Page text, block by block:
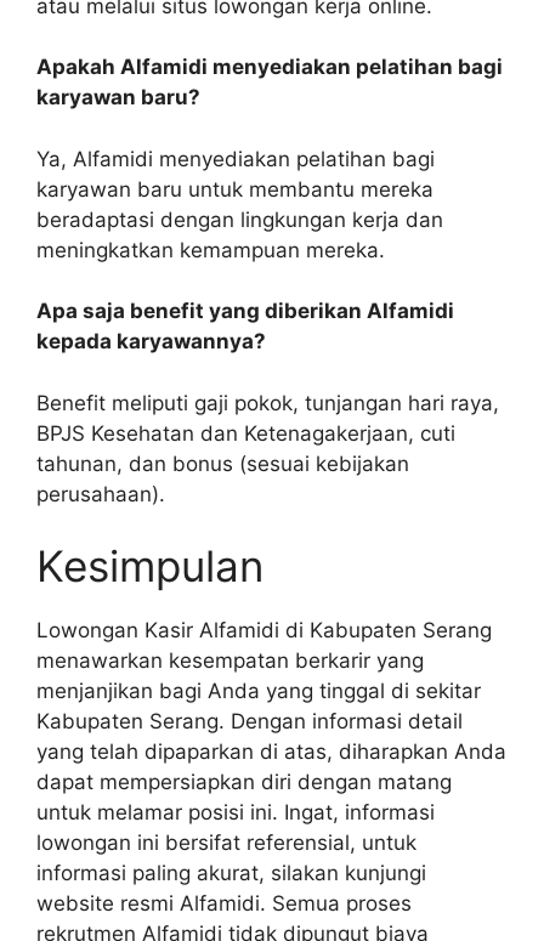
atau melalui situs lowongan kerja online.
Apakah Alfamidi menyediakan pelatihan bagi
karyawan baru?
Ya, Alfamidi menyediakan pelatihan bagi
karyawan baru untuk membantu mereka
beradaptasi dengan lingkungan kerja dan
meningkatkan kemampuan mereka.
Apa saja benefit yang diberikan Alfamidi
kepada karyawannya?
Benefit meliputi gaji pokok, tunjangan hari raya,
BPJS Kesehatan dan Ketenagakerjaan, cuti
tahunan, dan bonus (sesuai kebijakan
perusahaan).
Kesimpulan
Lowongan Kasir Alfamidi di Kabupaten Serang
menawarkan kesempatan berkarir yang
menjanjikan bagi Anda yang tinggal di sekitar
Kabupaten Serang. Dengan informasi detail
yang telah dipaparkan di atas, diharapkan Anda
dapat mempersiapkan diri dengan matang
untuk melamar posisi ini. Ingat, informasi
lowongan ini bersifat referensial, untuk
informasi paling akurat, silakan kunjungi
website resmi Alfamidi. Semua proses
rekrutmen Alfamidi tidak dipungut biaya